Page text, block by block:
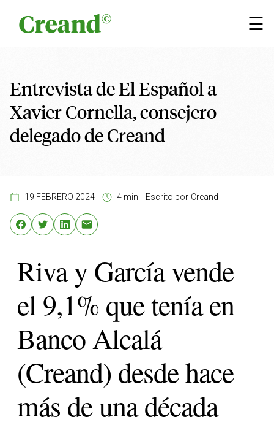
☰
×
Entrevista de El Español a
Xavier Cornella, consejero
delegado de Creand
19 FEBRERO 2024 4 min Escrito por Creand
Riva y García vende
el 9,1% que tenía en
Banco Alcalá
(Creand) desde hace
más de una década